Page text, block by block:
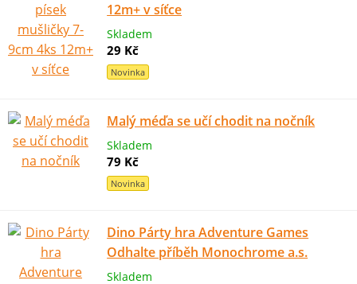
12m+ v síťce
Skladem
29 Kč
Novinka
Malý méďa se učí chodit na nočník
Skladem
79 Kč
Novinka
Dino Párty hra Adventure Games
Odhalte příběh Monochrome a.s.
Skladem